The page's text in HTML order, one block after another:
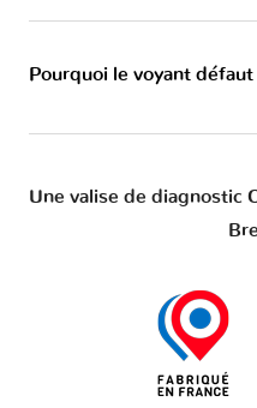
Pourquoi le voyant
Une valise de diagnostic